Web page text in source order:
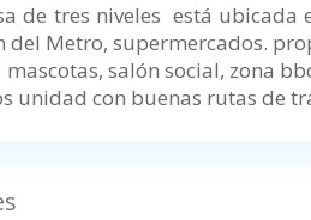
de tres niveles está ubicada
del Metro, supermercados.
mascotas, salón social, zona
unidad con buenas rutas de